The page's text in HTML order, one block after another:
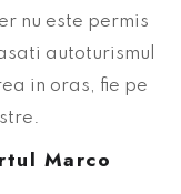
nu este permis
autoturismul
in oras, fie pe
Marco